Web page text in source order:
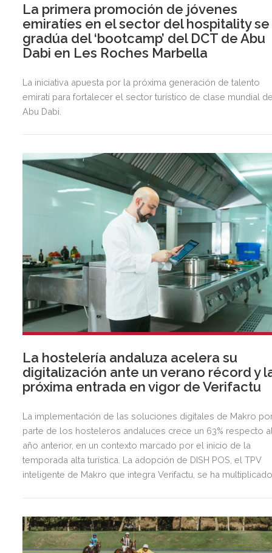
La primera promoción de jóvenes
emiratíes en el sector del hospitality se
gradúa del ‘bootcamp’ del DCT de Abu
Dabi en Les Roches Marbella
La iniciativa apuesta por la próxima generación de talento
emiratí para fortalecer el sector turístico de clase mundial
Abu Dabi.
La hostelería andaluza acelera su
digitalización ante un verano récord y
próxima entrada en vigor de Verifactu
La implementación de las soluciones digitales de Makro
parte de los hosteleros andaluces crece un 63% respecto
año anterior, en un contexto marcado por el inicio de la
temporada alta turística. La adopción de DISH POS, el TPV
inteligente de Makro que integra Verifactu, se ha